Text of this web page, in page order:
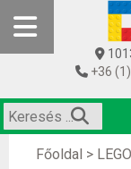
+36
Főoldal >